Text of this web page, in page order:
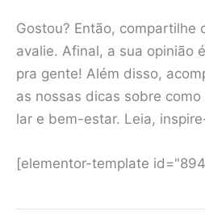
Gostou? Então, compartilhe
avalie. Afinal, a sua opinião
pra gente! Além disso,
as nossas dicas sobre
lar e bem-estar. Leia,
[elementor-template